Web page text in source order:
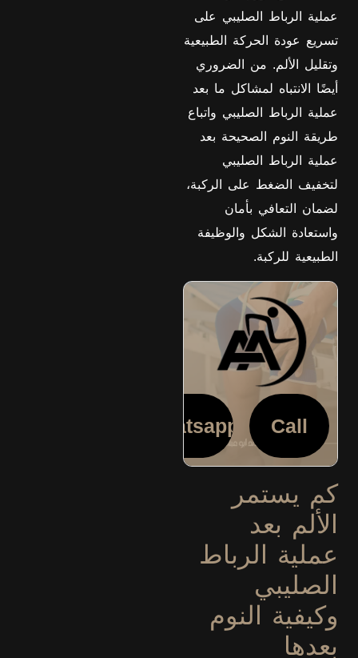
عملية الرباط الصليبي على
تسريع عودة الحركة الطبيعية
وتقليل الألم. من الضروري
أيضًا الانتباه لمشاكل ما بعد
عملية الرباط الصليبي واتباع
طريقة النوم الصحيحة بعد
عملية الرباط الصليبي
لتخفيف الضغط على الركبة،
لضمان التعافي بأمان
واستعادة الشكل والوظيفة
الطبيعية للركبة.
Call
Whatsapp
كم يستمر
الألم بعد
عملية الرباط
الصليبي
وكيفية النوم
بعدها